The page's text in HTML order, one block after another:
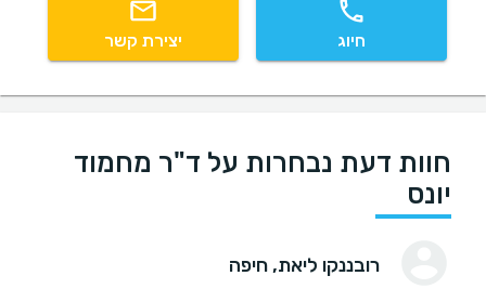
חיוג יצירת קשר
חוות דעת נבחרות על ד"ר מחמוד
יונס
רובננקו ליאת, חיפה